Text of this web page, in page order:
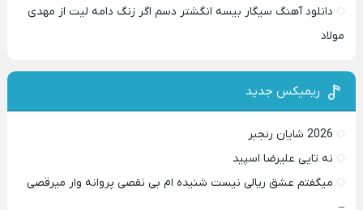
دانلود آهنگ سیگار بیسه انگشتر دسم اگر زنگ دامه لیت از مهدی
مولاد
ریمیکس جدید
2026 شایان رنجبر
نه تایی علیرضا اسپید
میگفتم عشق ریالی نیست شنیده ام بی نقصی پروانه وار میرقصی